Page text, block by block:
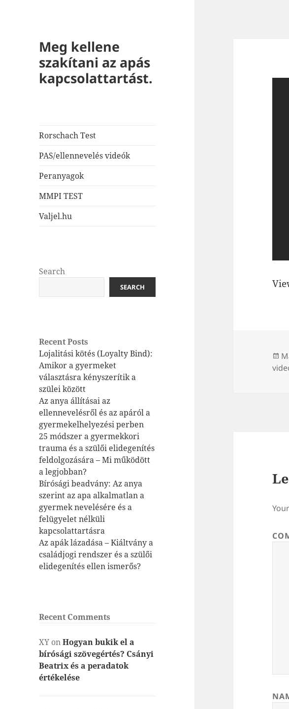
Meg kellene
szakítani az apás
kapcsolattartást.
Rorschach Test
PAS/ellennevelés videók
Peranyagok
MMPI TEST
Valjel.hu
Search
SEARCH
Recent Posts
Lojalitási kötés (Loyalty Bind):
Amikor a gyermeket
választásra kényszerítik a
szülei között
Az anya állításai az
ellennevelésről és az apáról a
gyermekelhelyezési perben
25 módszer a gyermekkori
trauma és a szülői elidegenítés
feldolgozására – Mi működött
a legjobban?
Bírósági beadvány: Az anya
szerint az apa alkalmatlan a
gyermek nevelésére és a
felügyelet nélküli
kapcsolattartásra
Az apák lázadása – Kiáltvány a
családjogi rendszer és a szülői
elidegenítés ellen ismerős?
Recent Comments
XY onHogyan bukik el a
bírósági szövegértés? Csányi
Beatrix és a peradatok
értékelése